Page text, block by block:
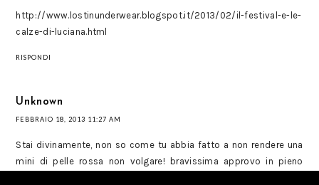
http://www.lostinunderwear.blogspot.it/2013/02/il-festival-e-le-
calze-di-luciana.html
RISPONDI
Unknown
FEBBRAIO 18, 2013 11:27 AM
Stai divinamente, non so come tu abbia fatto a non rendere una
mini di pelle rossa non volgare! bravissima approvo in pieno